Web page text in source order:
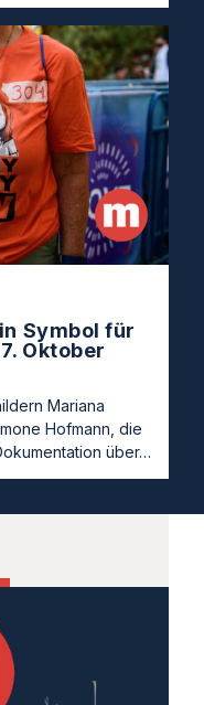
Symbol für
Oktober
Mariana
Hofmann, die
über…